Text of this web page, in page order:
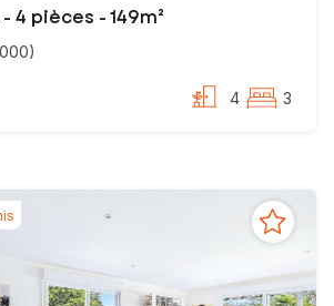
pièces - 149m²
)
4 3